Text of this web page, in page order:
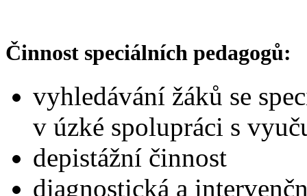
Činnost speciálních pedagogů:
vyhledávání žáků se
v úzké spolupráci s
depistážní činnost
diagnostická a